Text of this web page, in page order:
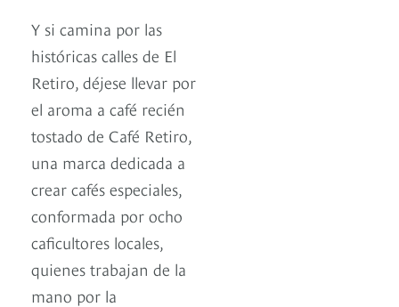
Y si camina por las
históricas calles de El
Retiro, déjese llevar por
el aroma a café recién
tostado de Café Retiro,
una marca dedicada a
crear cafés especiales,
conformada por ocho
caficultores locales,
quienes trabajan de la
mano por la